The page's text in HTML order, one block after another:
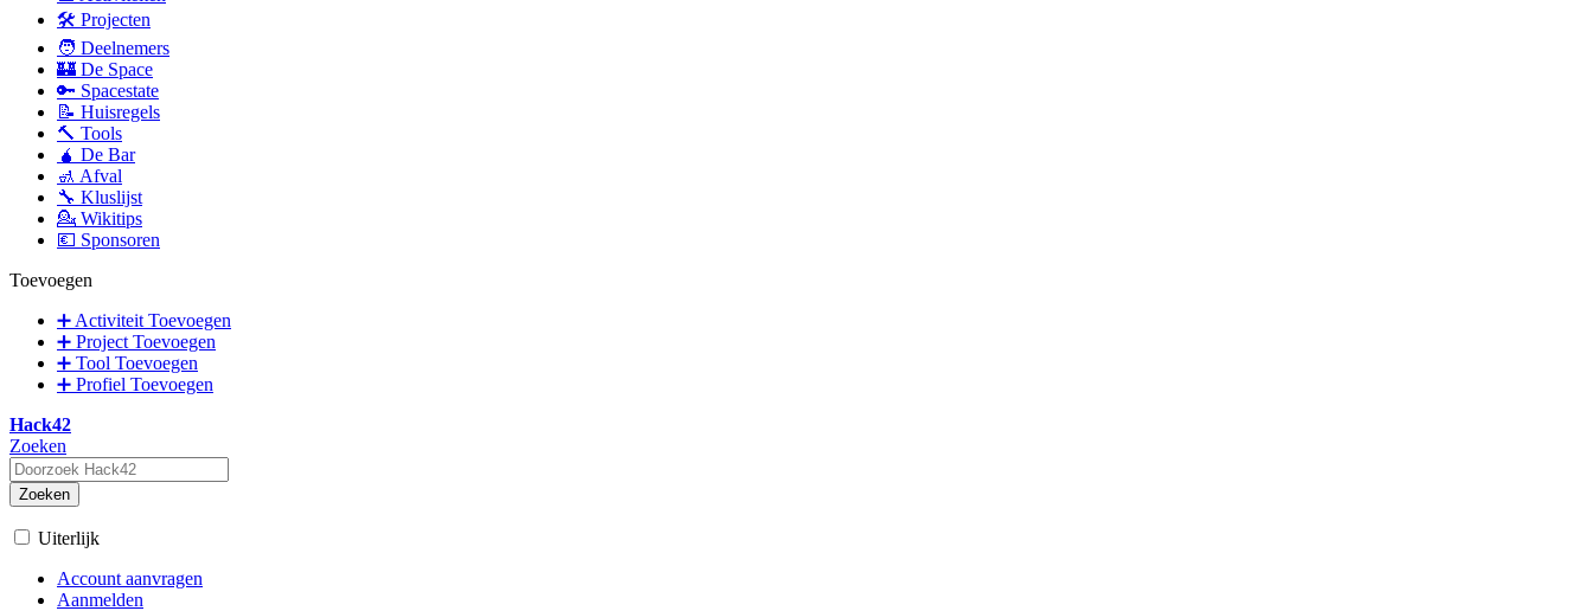
🛠 Projecten
🧑 Deelnemers
🏰 De Space
🔑 Spacestate
📝 Huisregels
🔨 Tools
🧉 De Bar
🚮 Afval
🔧 Kluslijst
💁 Wikitips
💶 Sponsoren
Toevoegen
➕ Activiteit Toevoegen
➕ Project Toevoegen
➕ Tool Toevoegen
➕ Profiel Toevoegen
Hack42
Zoeken
Zoeken
Uiterlijk
Account aanvragen
Aanmelden